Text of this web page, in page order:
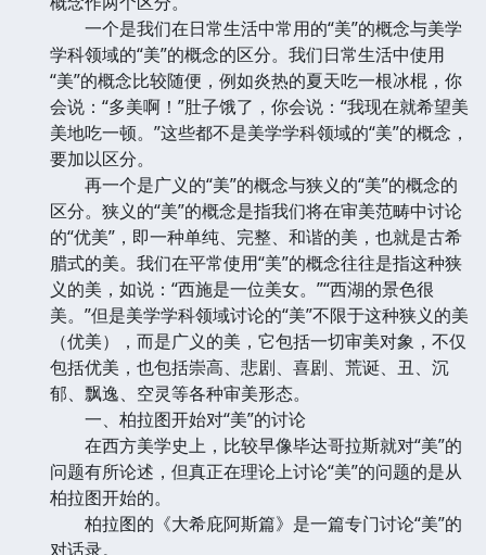
一个是我们在日常生活中常用的“美”的概念与美学
学科领域的“美”的概念的区分。我们日常生活中使用
“美”的概念比较随便，例如炎热的夏天吃一根冰棍，你
会说：“多美啊！”肚子饿了，你会说：“我现在就希望美
美地吃一顿。”这些都不是美学学科领域的“美”的概念，
要加以区分。
再一个是广义的“美”的概念与狭义的“美”的概念的
区分。狭义的“美”的概念是指我们将在审美范畴中讨论
的“优美”，即一种单纯、完整、和谐的美，也就是古希
腊式的美。我们在平常使用“美”的概念往往是指这种狭
义的美，如说：“西施是一位美女。”“西湖的景色很
美。”但是美学学科领域讨论的“美”不限于这种狭义的美
（优美），而是广义的美，它包括一切审美对象，不仅
包括优美，也包括崇高、悲剧、喜剧、荒诞、丑、沉
郁、飘逸、空灵等各种审美形态。
一、柏拉图开始对“美”的讨论
在西方美学史上，比较早像毕达哥拉斯就对“美”的
问题有所论述，但真正在理论上讨论“美”的问题的是从
柏拉图开始的。
柏拉图的《大希庇阿斯篇》是一篇专门讨论“美”的
对话录。